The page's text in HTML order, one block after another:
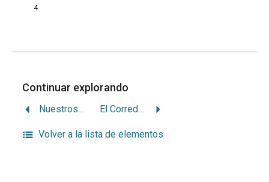
4
Continuar explorando
Nuestros árboles: Roble blanco (Quercus copeyensis) El Corredor Biológico Mesoamericano
Volver a la lista de elementos